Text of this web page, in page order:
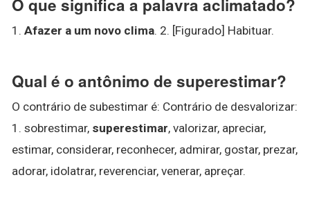
O que significa a palavra aclimatado?
1. Afazer a um novo clima. 2. [Figurado] Habituar.
Qual é o antônimo de superestimar?
O contrário de subestimar é: Contrário de desvalorizar:
1. sobrestimar, superestimar, valorizar, apreciar,
estimar, considerar, reconhecer, admirar, gostar, prezar,
adorar, idolatrar, reverenciar, venerar, apreçar.